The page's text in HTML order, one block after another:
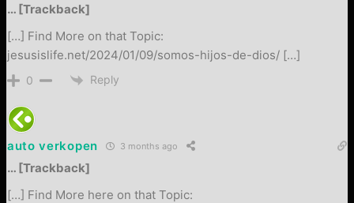
… [Trackback]
[…] Find More on that Topic:
jesusislife.net/2024/01/09/somos-hijos-de-dios/ […]
0 Reply
auto verkopen 3 months ago
… [Trackback]
[…] Find More here on that Topic: